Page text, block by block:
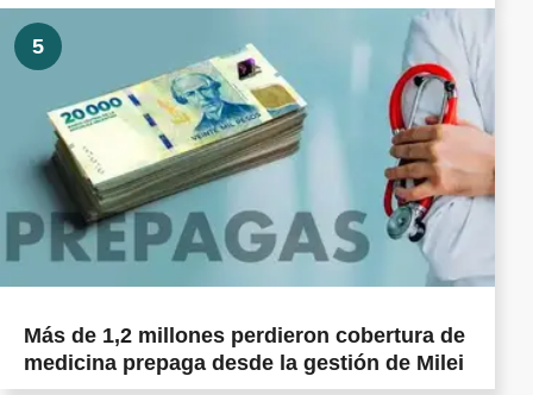
5
Más de 1,2 millones perdieron cobertura de
medicina prepaga desde la gestión de Milei